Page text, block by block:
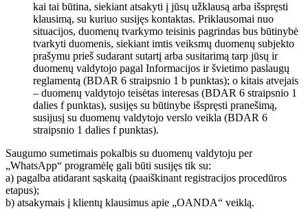
kai tai būtina, siekiant atsakyti į jūsų užklausą arba išspręsti
klausimą, su kuriuo susijęs kontaktas. Priklausomai nuo
situacijos, duomenų tvarkymo teisinis pagrindas bus būtinybė
tvarkyti duomenis, siekiant imtis veiksmų duomenų subjekto
prašymu prieš sudarant sutartį arba susitarimą tarp jūsų ir
duomenų valdytojo pagal Informacijos ir švietimo paslaugų
reglamentą (BDAR 6 straipsnio 1 b punktas); o kitais atvejais
– duomenų valdytojo teisėtas interesas (BDAR 6 straipsnio 1
dalies f punktas), susijęs su būtinybe išspręsti pranešimą,
susijusį su duomenų valdytojo verslo veikla (BDAR 6
straipsnio 1 dalies f punktas).
Saugumo sumetimais pokalbis su duomenų valdytoju per
„WhatsApp“ programėlę gali būti susijęs tik su:
a) pagalba atidarant sąskaitą (paaiškinant registracijos procedūros
etapus);
b) atsakymais į klientų klausimus apie „OANDA“ veiklą.